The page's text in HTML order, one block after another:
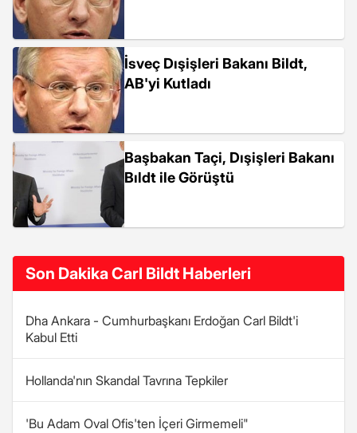
İsveç Dışişleri Bakanı Bildt,
AB'yi Kutladı
Başbakan Taçi, Dışişleri Bakanı
Bıldt ile Görüştü
Son Dakika Carl Bildt Haberleri
Dha Ankara - Cumhurbaşkanı Erdoğan Carl Bildt'i
Kabul Etti
Hollanda'nın Skandal Tavrına Tepkiler
'Bu Adam Oval Ofis'ten İçeri Girmemeli"